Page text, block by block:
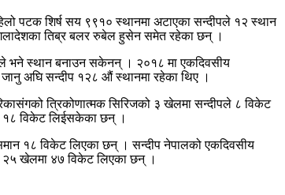
पटक शिर्ष सय ९९१० स्थानमा अटाएका सन्दीपले १२ स्थान
बंगलादेशका तिब्र बलर रुबेल हुसेन समेत रहेका छन् ।
भने स्थान बनाउन सकेनन् । २०१८ मा एकदिवसीय
अघि सन्दीप १२८ औं स्थानमा रहेका थिए ।
त्रिकोणात्मक सिरिजको ३ खेलमा सन्दीपले ८ विकेट
१८ विकेट लिईसकेका छन् ।
१८ विकेट लिएका छन् । सन्दीप नेपालको एकदिवसीय
२५ खेलमा ४७ विकेट लिएका छन् ।